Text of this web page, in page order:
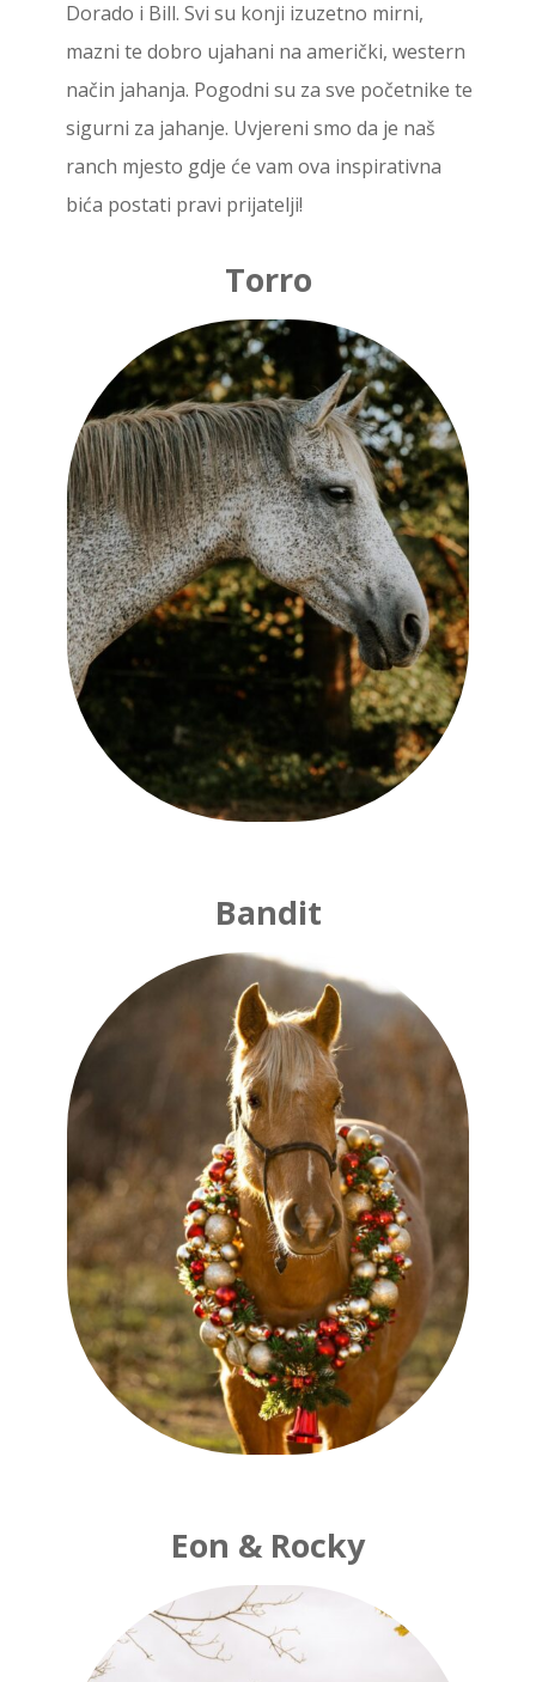
Dorado i Bill. Svi su konji izuzetno mirni,
mazni te dobro ujahani na američki, western
način jahanja. Pogodni su za sve početnike te
sigurni za jahanje. Uvjereni smo da je naš
ranch mjesto gdje će vam ova inspirativna
bića postati pravi prijatelji!
Torro
Bandit
Eon & Rocky